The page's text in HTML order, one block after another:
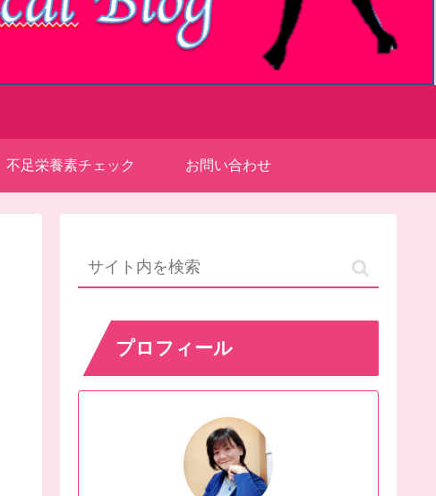
不足栄養素チェック お問い合わせ
プロフィール